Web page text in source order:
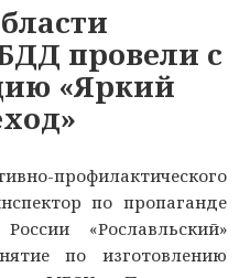
провели с
«Яркий
профилактического
по пропаганде
«Рославльский»
по изготовлению